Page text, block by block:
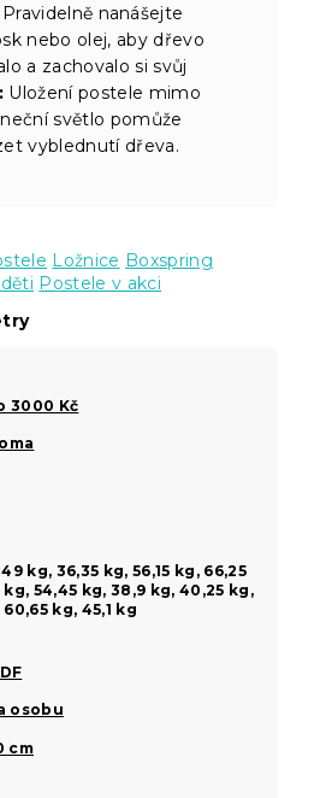
nanášejte
nebo olej, aby dřevo
a zachovalo si svůj
Uložení postele mimo
světlo pomůže
vyblednutí dřeva.
Ložnice Boxspring
Postele v akci
3000 Kč
kg, 36,35 kg, 56,15 kg, 66,25
kg, 54,45 kg, 38,9 kg, 40,25 kg,
60,65 kg, 45,1 kg
osobu
cm